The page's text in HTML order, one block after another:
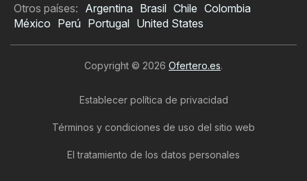
Otros países: Argentina Brasil Chile Colombia
México Perú Portugal United States
Copyright © 2026 Ofertero.es.
Establecer política de privacidad
Términos y condiciones de uso del sitio web
El tratamiento de los datos personales